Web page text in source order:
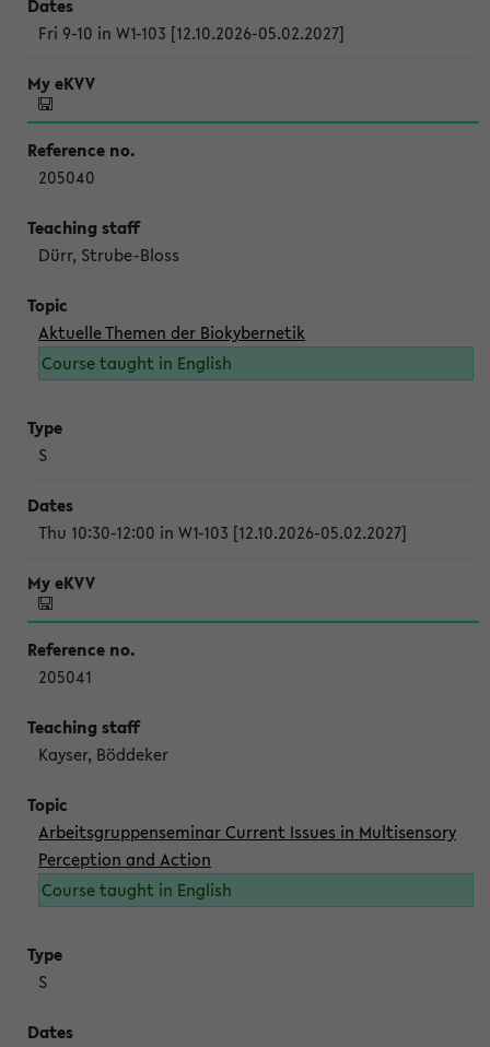
Fri 9-10 in W1-103 [12.10.2026-05.02.2027]
205040
Dürr, Strube-Bloss
Aktuelle Themen der Biokybernetik
Course taught in English
S
Thu 10:30-12:00 in W1-103 [12.10.2026-05.02.2027]
205041
Kayser, Böddeker
Arbeitsgruppenseminar Current Issues in Multisensory
Perception and Action
Course taught in English
S